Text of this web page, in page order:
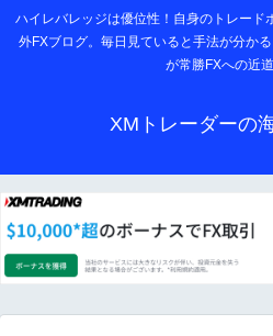
ハイレバレッジは優位性！自身のトレード
外FXブログ。毎日見ていると手法が分か
が常勝FXへの近道
XMトレーダーの